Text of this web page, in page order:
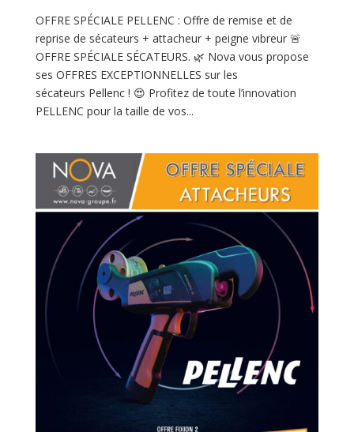
OFFRE SPÉCIALE PELLENC : Offre de remise et de
reprise de sécateurs + attacheur + peigne vibreur 🚨
OFFRE SPÉCIALE SÉCATEURS. 🌿 Nova vous propose
ses OFFRES EXCEPTIONNELLES sur les
sécateurs Pellenc ! 😍 Profitez de toute l’innovation
PELLENC pour la taille de vos...